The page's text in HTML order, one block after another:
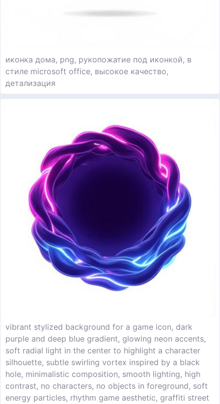
иконка дома, png, рукопожатие под иконкой, в
стиле microsoft office, высокое качество,
детализация
vibrant stylized background for a game icon, dark
purple and deep blue gradient, glowing neon accents,
soft radial light in the center to highlight a character
silhouette, subtle swirling vortex inspired by a black
hole, minimalistic composition, smooth lighting, high
contrast, no characters, no objects in foreground, soft
energy particles, rhythm game aesthetic, graffiti street